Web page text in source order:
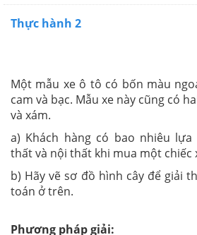
Thực hành 2
Một mẫu xe ô tô có bốn màu
cam và bạc. Mẫu xe này cũng có
và xám.
a) Khách hàng có bao nhiêu
thất và nội thất khi mua một chiếc
b) Hãy vẽ sơ đồ hình cây để giải
toán ở trên.
Phương pháp giải: